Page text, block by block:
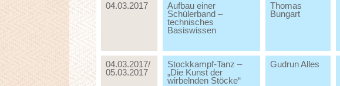
04.03.2017
Aufbau einer
Schülerband –
technisches
Basiswissen
Thomas
Bungart
04.03.2017/
05.03.2017
Stockkampf-Tanz –
„Die Kunst der
wirbelnden Stöcke“
Gudrun Alles